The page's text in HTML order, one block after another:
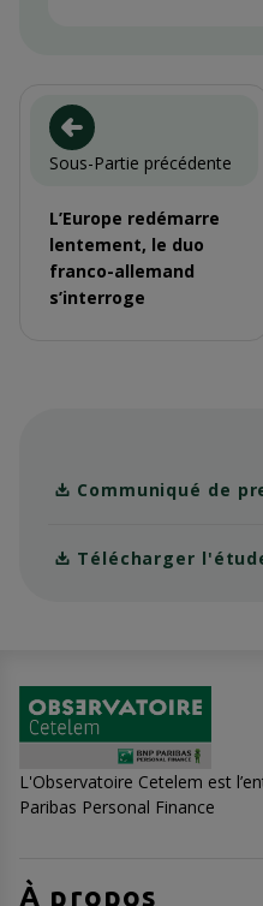
Sous-Partie précédente
L’Europe redémarre
lentement, le duo
franco-allemand
s’interroge
Communiqué de
Télécharger
L'Observatoire Cetelem est
Paribas Personal Finance
À propos